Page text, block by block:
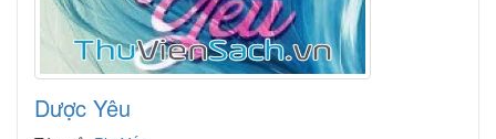
Dược Yêu